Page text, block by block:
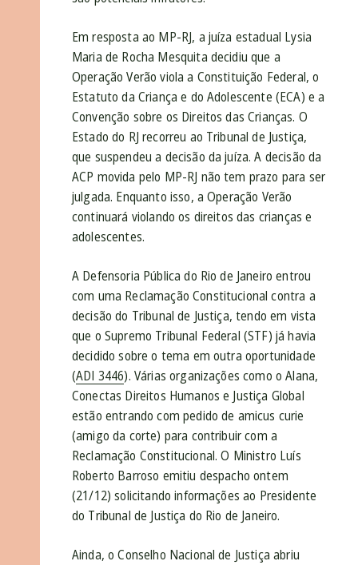
Em resposta ao MP-RJ, a juíza estadual Lysia
Maria de Rocha Mesquita decidiu que a
Operação Verão viola a Constituição Federal, o
Estatuto da Criança e do Adolescente (ECA) e a
Convenção sobre os Direitos das Crianças. O
Estado do RJ recorreu ao Tribunal de Justiça,
que suspendeu a decisão da juíza. A decisão da
ACP movida pelo MP-RJ não tem prazo para ser
julgada. Enquanto isso, a Operação Verão
continuará violando os direitos das crianças e
adolescentes.
A Defensoria Pública do Rio de Janeiro entrou
com uma Reclamação Constitucional contra a
decisão do Tribunal de Justiça, tendo em vista
que o Supremo Tribunal Federal (STF) já havia
decidido sobre o tema em outra oportunidade
(ADI 3446). Várias organizações como o Alana,
Conectas Direitos Humanos e Justiça Global
estão entrando com pedido de amicus curie
(amigo da corte) para contribuir com a
Reclamação Constitucional. O Ministro Luís
Roberto Barroso emitiu despacho ontem
(21/12) solicitando informações ao Presidente
do Tribunal de Justiça do Rio de Janeiro.
Ainda, o Conselho Nacional de Justiça abriu